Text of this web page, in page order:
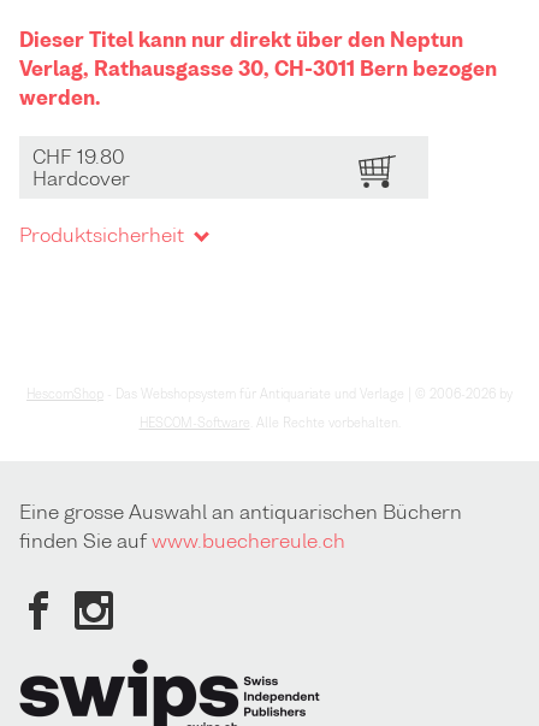
Dieser Titel kann nur direkt über den Neptun
Verlag, Rathausgasse 30, CH-3011 Bern bezogen
werden.
CHF 19.80
Hardcover
Produktsicherheit
HescomShop
- Das Webshopsystem für Antiquariate und Verlage | © 2006-2026 by
HESCOM-Software
. Alle Rechte vorbehalten.
Eine grosse Auswahl an antiquarischen Büchern
finden Sie aufwww.buechereule.ch